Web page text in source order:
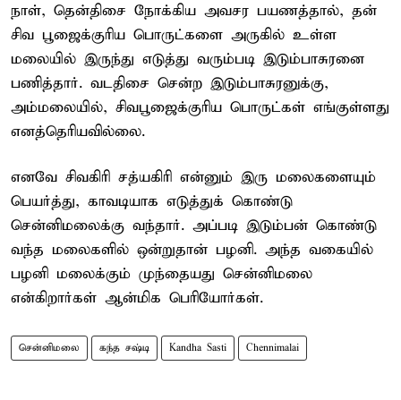
நாள், தென்திசை நோக்கிய அவசர பயணத்தால், தன்
சிவ பூஜைக்குரிய பொருட்களை அருகில் உள்ள
மலையில் இருந்து எடுத்து வரும்படி இடும்பாசுரனை
பணித்தார். வடதிசை சென்ற இடும்பாசுரனுக்கு,
அம்மலையில், சிவபூஜைக்குரிய பொருட்கள் எங்குள்ளது
எனத்தெரியவில்லை.
எனவே சிவகிரி சத்யகிரி என்னும் இரு மலைகளையும்
பெயர்த்து, காவடியாக எடுத்துக் கொண்டு
சென்னிமலைக்கு வந்தார். அப்படி இடும்பன் கொண்டு
வந்த மலைகளில் ஒன்றுதான் பழனி. அந்த வகையில்
பழனி மலைக்கும் முந்தையது சென்னிமலை
என்கிறார்கள் ஆன்மிக பெரியோர்கள்.
சென்னிமலை கந்த சஷ்டி Kandha Sasti Chennimalai